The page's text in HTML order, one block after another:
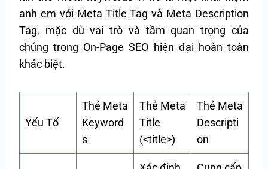
anh em với Meta Title Tag và Meta Description
Tag, mặc dù vai trò và tầm quan trọng của
chúng trong On-Page SEO hiện đại hoàn toàn
khác biệt.
Yếu Tố
Thẻ Meta
Keyword
s
Thẻ Meta
Title
(<title>)
Thẻ Meta
Descripti
on